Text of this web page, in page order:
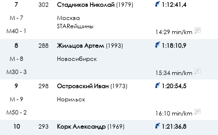
7
302 Стадников Николай(1979)
Москва
STARейшины
1:12:41,4
М - 7
М40 - 1
14:29 min/km
8
288 Жильцов Артем(1993)
Новосибирск
1:18:10,9
М - 8
М30 - 3
15:34 min/km
9
298 Островский Иван(1973)
Норильск
1:20:54,5
М - 9
М50 - 2
16:10 min/km
10
293 Корк Александр(1969)
1:21:36,8